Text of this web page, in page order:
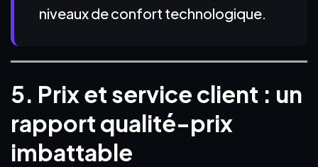
niveaux de confort technologique.
5. Prix et service client : un
rapport qualité-prix
imbattable